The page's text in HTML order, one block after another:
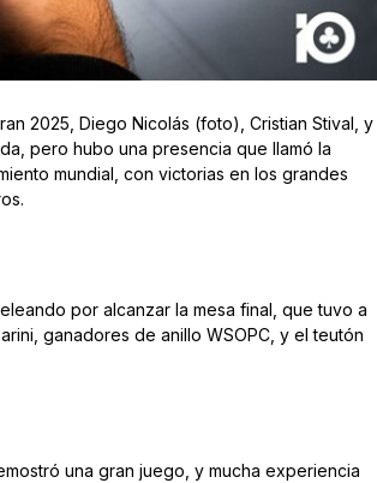
2025, Diego Nicolás (foto), Cristian Stival, y
pero hubo una presencia que llamó la
mundial, con victorias en los grandes
por alcanzar la mesa final, que tuvo a
ganadores de anillo WSOPC, y el teutón
una gran juego, y mucha experiencia